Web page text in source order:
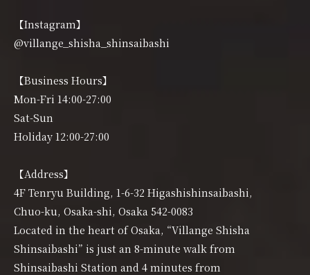
【Instagram】
@villange_shisha_shinsaibashi
【Business Hours】
Mon-Fri 14:00-27:00
Sat-Sun
Holiday 12:00-27:00
【Address】
4F Tenryu Building, 1-6-32 Higashishinsaibashi,
Chuo-ku, Osaka-shi, Osaka 542-0083
Located in the heart of Osaka, “Villange Shisha
Shinsaibashi” is just an 8-minute walk from
Shinsaibashi Station and 4 minutes from